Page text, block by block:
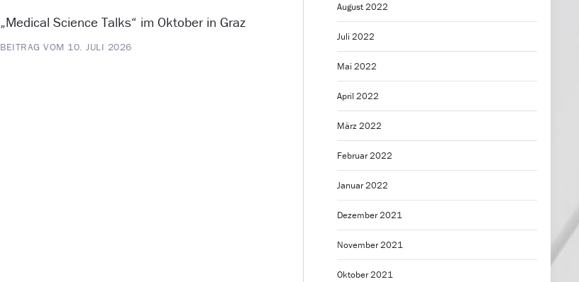
„Medical Science Talks“ im Oktober in Graz
BEITRAG VOM 10. JULI 2026
August 2022
Juli 2022
Mai 2022
April 2022
März 2022
Februar 2022
Januar 2022
Dezember 2021
November 2021
Oktober 2021